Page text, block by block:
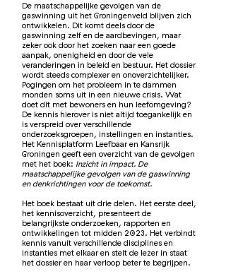
De maatschappelijke gevolgen van de
gaswinning uit het Groningenveld blijven zich
ontwikkelen. Dit komt deels door de
gaswinning zelf en de aardbevingen, maar
zeker ook door het zoeken naar een goede
aanpak, onenigheid en door de vele
veranderingen in beleid en bestuur. Het dossier
wordt steeds complexer en onoverzichtelijker.
Pogingen om het probleem in te dammen
monden soms uit in een nieuwe crisis. Wat
doet dit met bewoners en hun leefomgeving?
De kennis hierover is niet altijd toegankelijk en
is verspreid over verschillende
onderzoeksgroepen, instellingen en instanties.
Het Kennisplatform Leefbaar en Kansrijk
Groningen geeft een overzicht van de gevolgen
met het boek: Inzicht in impact. De
maatschappelijke gevolgen van de gaswinning
en denkrichtingen voor de toekomst.
Het boek bestaat uit drie delen. Het eerste deel,
het kennisoverzicht, presenteert de
belangrijkste onderzoeken, rapporten en
ontwikkelingen tot midden 2023. Het verbindt
kennis vanuit verschillende disciplines en
instanties met elkaar en stelt de lezer in staat
het dossier en haar verloop beter te begrijpen.